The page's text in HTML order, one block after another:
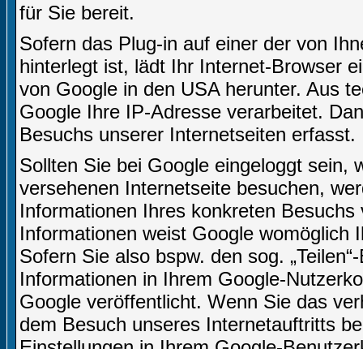
für Sie bereit.
Sofern das Plug-in auf einer der von
hinterlegt ist, lädt Ihr Internet-Browser
von Google in den USA herunter. Aus
Google Ihre IP-Adresse verarbeitet.
Besuchs unserer Internetseiten erfasst.
Sollten Sie bei Google eingeloggt sein,
versehenen Internetseite besuchen,
Informationen Ihres konkreten
Informationen weist Google womöglich
Sofern Sie also bspw. den sog.
Informationen in Ihrem Google-
Google veröffentlicht. Wenn Sie das
dem Besuch unseres Internetauftritts